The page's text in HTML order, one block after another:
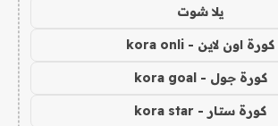
يلا شوت
كورة اون لاين - kora onli
كورة جول - kora goal
كورة ستار - kora star